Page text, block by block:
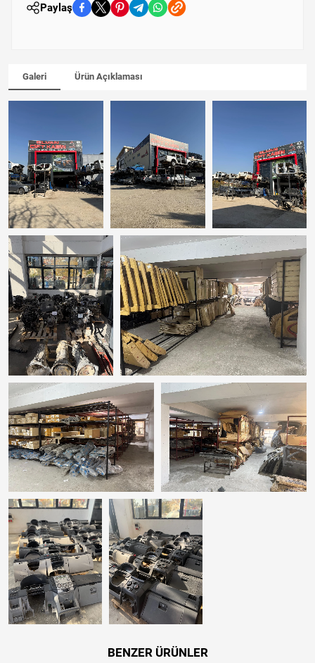
Paylaş
Galeri Ürün Açıklaması
BENZER ÜRÜNLER